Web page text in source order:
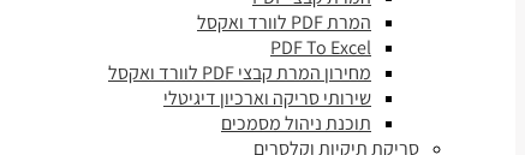
המרת PDF לוורד ואקסל
PDF To Excel
מחירון המרת קבצי PDF לוורד ואקסל
שירותי סריקה וארכיון דיגיטלי
תוכנת ניהול מסמכים
סריקת תיקיות וקלסרים